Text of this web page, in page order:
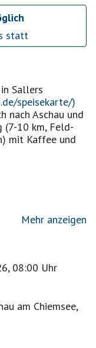
statt
Sallers
speisekarte/)
nach Aschau und
(7-10 km, Feld-
mit Kaffee und
auch
mir bekannte
bestätige.
oft nach, weil
Mehr anzeigen
08:00 Uhr
am Chiemsee,